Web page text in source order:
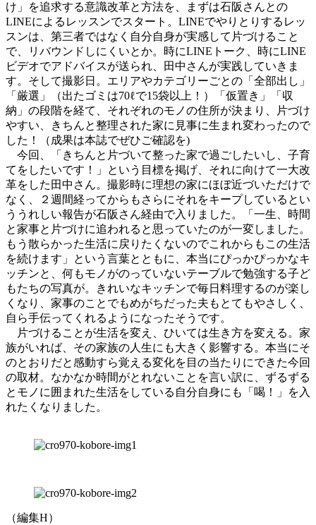
け」を追求する意識改革と方法を、まずは石阪さんとの
LINEによるレッスンでスタート。LINEでやりとりするレッ
スンは、第三者ではなく自分自身が実感して片づけること
で、リバウンドしにくいとか。時にLINEトーク、時にLINE
ビデオでアドバイスが送られ、田中さんが実践していきま
す。そして撮影日。エリアやカテゴリーごとの「全部出し」
「厳選」（出たゴミは70ℓで15袋以上！）「仮置き」「収
納」の段階を経て、それぞれのモノの住所が決まり、片づけ
やすい、きちんと整理された家に見事に生まれ変わったので
した！（成果は本誌でぜひご確認を)
今回、「きちんと片づいて整った家で過ごしたいし、子育
てをしたいです！」という目標を掲げ、それに向けて一大改
革をした田中さん。撮影時に理想の家にほぼ近づいただけで
なく、２週間経ってからもさらにそれをキープしているとい
ううれしい報告が石阪さん経由で入りました。「一生、時間
と家事と片づけに追われると思っていたのが一変しました。
もう散らかった生活に戻りたくないのでこれからもこの生活
を続けます」という言葉とともに、本当にぴっかぴっかなキ
ッチンと、何もモノがのっていないテーブルで勉強する子ど
もたちの写真が。きれいなキッチンで毎日料理するのが楽し
くなり、家事のことでもめがちだった夫もとてもやさしく、
自ら手伝ってくれるようになったそうです。
片づけることが生活を変え、ひいては生き方を変える。家
族がいれば、その家族の人生にも大きく影響する。本当にそ
のとおりだと感動すら覚える変化を目の当たりにできた今回
の取材。なかなか時間がとれないことを言い訳に、ずるずる
とモノに囲まれた生活をしている自分自身にも「喝！」を入
れたくなりました。
（編集H）